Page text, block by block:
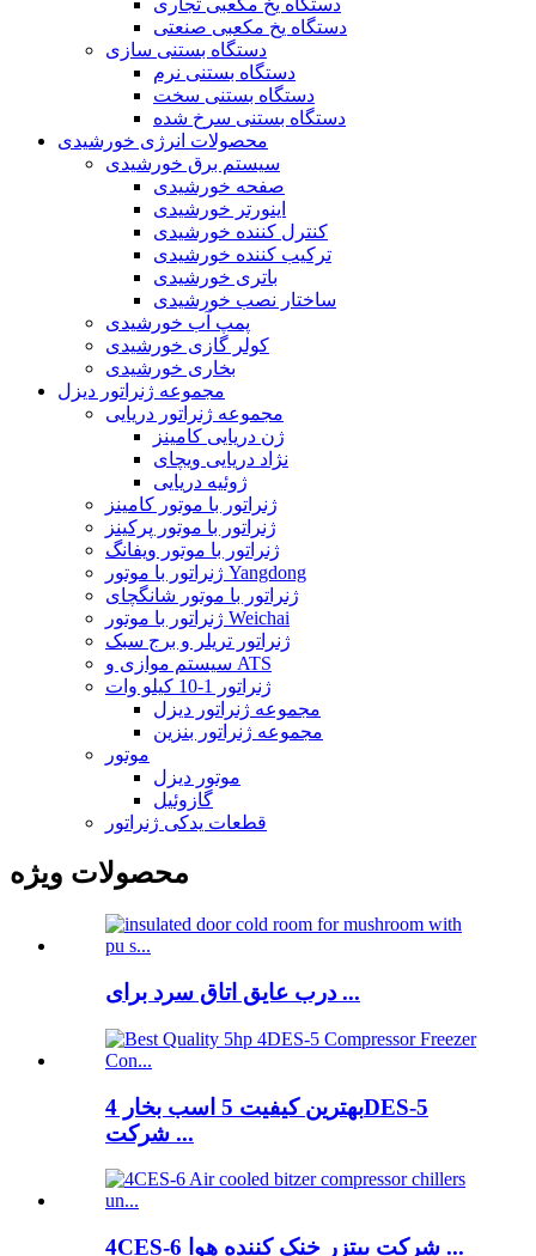
دستگاه یخ مکعبی صنعتی
دستگاه بستنی سازی
دستگاه بستنی نرم
دستگاه بستنی سخت
دستگاه بستنی سرخ شده
محصولات انرژی خورشیدی
سیستم برق خورشیدی
صفحه خورشیدی
اینورتر خورشیدی
کنترل کننده خورشیدی
ترکیب کننده خورشیدی
باتری خورشیدی
ساختار نصب خورشیدی
پمپ آب خورشیدی
کولر گازی خورشیدی
بخاری خورشیدی
مجموعه ژنراتور دیزل
مجموعه ژنراتور دریایی
ژن دریایی کامینز
نژاد دریایی ویچای
ژوئیه دریایی
ژنراتور با موتور کامینز
ژنراتور با موتور پرکینز
ژنراتور با موتور ویفانگ
ژنراتور با موتور Yangdong
ژنراتور با موتور شانگچای
ژنراتور با موتور Weichai
ژنراتور تریلر و برج سبک
سیستم موازی و ATS
ژنراتور 1-10 کیلو وات
مجموعه ژنراتور دیزل
مجموعه ژنراتور بنزین
موتور
موتور دیزل
گازوئیل
قطعات یدکی ژنراتور
محصولات ویژه
درب عایق اتاق سرد برای ...
بهترین کیفیت 5 اسب بخار 4DES-5
شرکت ...
4CES-6 شرکت بیتزر خنک کننده هوا ...